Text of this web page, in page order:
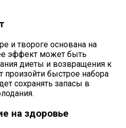
и твороге основана на
эффект может быть
диеты и возвращения к
быстрое набора
сохранять запасы в
на здоровье